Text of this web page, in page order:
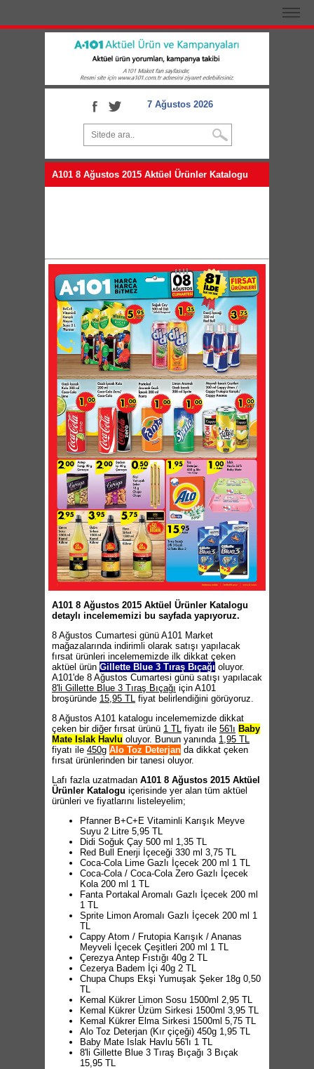
7 Ağustos 2026
A101 8 Ağustos 2015 Aktüel Ürünler Katalogu
A101 8 Ağustos 2015 Aktüel Ürünler Katalogu
detaylı incelememizi bu sayfada yapıyoruz.
8 Ağustos Cumartesi günü A101 Market
mağazalarında indirimli olarak satışı yapılacak
fırsat ürünleri incelememizde ilk dikkat çeken
aktüel ürün Gillette Blue 3 Tıraş Bıçağı oluyor.
A101'de 8 Ağustos Cumartesi günü satışı yapılacak
8'li Gillette Blue 3 Tıraş Bıçağı için A101
broşüründe 15,95 TL fiyat belirlendiğini görüyoruz.
8 Ağustos A101 katalogu incelememizde dikkat
çeken bir diğer fırsat ürünü 1 TL fiyatı ile 56'lı Baby
Mate Islak Havlu oluyor. Bunun yanında 1,95 TL
fiyatı ile 450g Alo Toz Deterjan da dikkat çeken
fırsat ürünlerinden bir tanesi oluyor.
Lafı fazla uzatmadan A101 8 Ağustos 2015 Aktüel
Ürünler Katalogu içerisinde yer alan tüm aktüel
ürünleri ve fiyatlarını listeleyelim;
Pfanner B+C+E Vitaminli Karışık Meyve
Suyu 2 Litre 5,95 TL
Didi Soğuk Çay 500 ml 1,35 TL
Red Bull Enerji İçeceği 330 ml 3,75 TL
Coca-Cola Lime Gazlı İçecek 200 ml 1 TL
Coca-Cola / Coca-Cola Zero Gazlı İçecek
Kola 200 ml 1 TL
Fanta Portakal Aromalı Gazlı İçecek 200 ml
1 TL
Sprite Limon Aromalı Gazlı İçecek 200 ml 1
TL
Cappy Atom / Frutopia Karışık / Ananas
Meyveli İçecek Çeşitleri 200 ml 1 TL
Çerezya Antep Fıstığı 40g 2 TL
Cezerya Badem İçi 40g 2 TL
Chupa Chups Ekşi Yumuşak Şeker 18g 0,50
TL
Kemal Kükrer Limon Sosu 1500ml 2,95 TL
Kemal Kükrer Üzüm Sirkesi 1500ml 3,95 TL
Kemal Kükrer Elma Sirkesi 1500ml 5,75 TL
Alo Toz Deterjan (Kır çiçeği) 450g 1,95 TL
Baby Mate Islak Havlu 56'lı 1 TL
8'li Gillette Blue 3 Tıraş Bıçağı 3 Bıçak
15,95 TL